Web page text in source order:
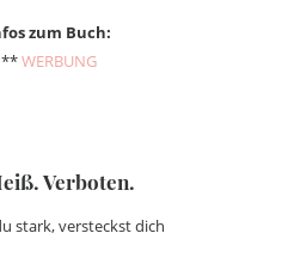
zum Buch:
**WERBUNG
Verboten.
stark, versteckst dich